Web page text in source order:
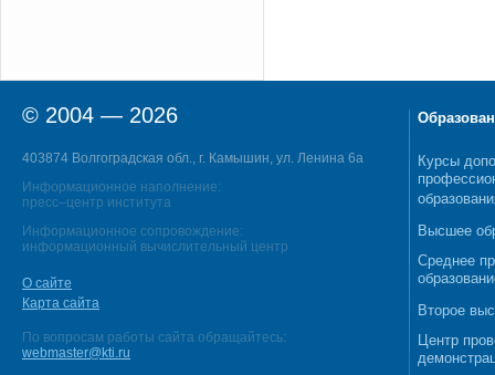
© 2004 — 2026
403874 Волгоградская обл., г. Камышин, ул. Ленина 6а
Информационное наполнение:
пресс–центр института
Информационное сопровождение:
информационный вычислительный центр
О сайте
Карта сайта
По вопросам работы сайта обращайтесь:
webmaster@kti.ru
Курсы
Высшее
Среднее
Второе
Центр